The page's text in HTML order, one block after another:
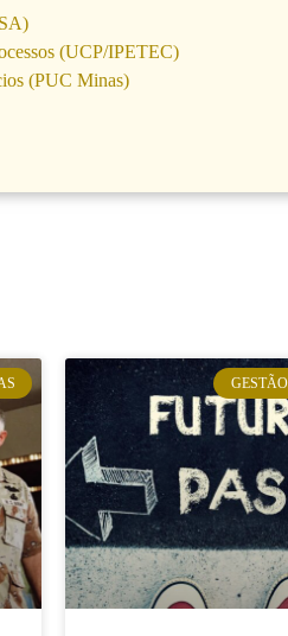
(UCP/IPETEC)
(PUC Minas)